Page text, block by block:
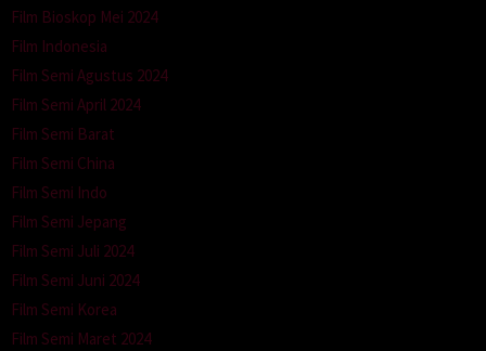
Film Bioskop Mei 2024
Film Indonesia
Film Semi Agustus 2024
Film Semi April 2024
Film Semi Barat
Film Semi China
Film Semi Indo
Film Semi Jepang
Film Semi Juli 2024
Film Semi Juni 2024
Film Semi Korea
Film Semi Maret 2024